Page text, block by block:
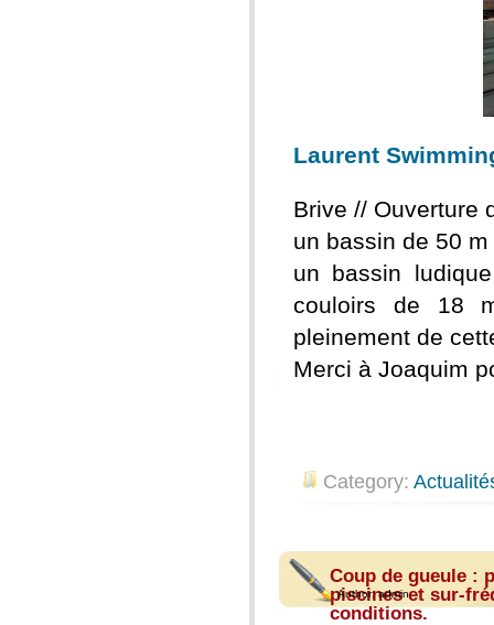
Laurent
Brive // Ouverture
un bassin de 50
un bassin
couloirs de 18
pleinement de
Merci à Joaquim
Category:
Coup de gueule :
piscines et sur-
conditions.
Author:admin